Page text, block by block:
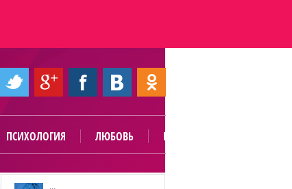
ПСИХОЛОГИЯ ЛЮБОВЬ ПОЛЕЗНО
...